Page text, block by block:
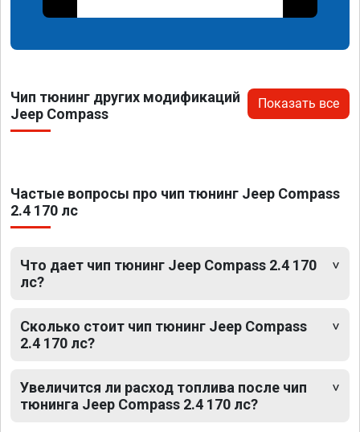
Чип тюнинг других модификаций
Jeep Compass
Показать все
Частые вопросы про чип тюнинг Jeep Compass
2.4 170 лс
Что дает чип тюнинг Jeep Compass 2.4 170
лс?
Сколько стоит чип тюнинг Jeep Compass
2.4 170 лс?
Увеличится ли расход топлива после чип
тюнинга Jeep Compass 2.4 170 лс?